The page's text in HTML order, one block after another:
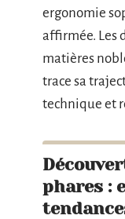
ergonomie
affirmée. Les
matières
trace sa
technique et
phares :